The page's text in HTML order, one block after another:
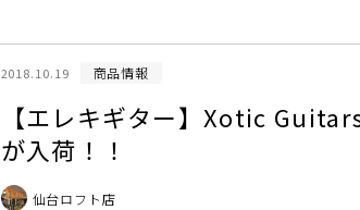
2018.10.19 商品情報
【エレキギター】Xotic
が入荷！！
仙台ロフト店